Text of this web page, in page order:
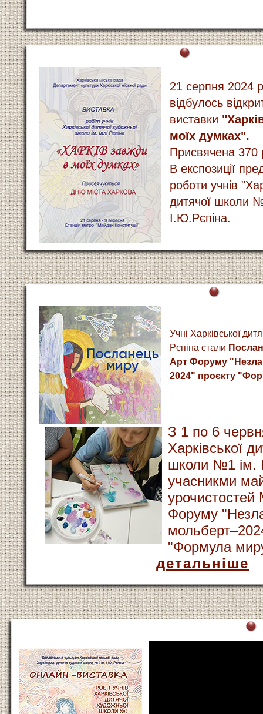
21 серпня 2024
відбулось
виставки
моїх думках".
Присвячена 370
В експозиції
роботи учнів
дитячої школи
І.Ю.Рєпіна.
Учні Харківської
Рєпіна стали
Арт Форуму
2024" проєкту
З 1 по 6
Харківської
школи №1 ім.
учасникми
урочистостей
Форуму
"Формула
детальніше